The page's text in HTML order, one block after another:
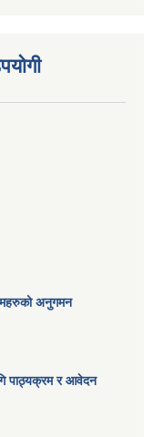
अनुगमन
पाठ्यक्रम र आवेदन